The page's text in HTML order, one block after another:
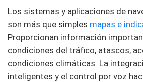
Los sistemas y aplicaciones de
son más que simples mapas e
Proporcionan información
condiciones del tráfico, atascos,
condiciones climáticas. La
inteligentes y el control por voz